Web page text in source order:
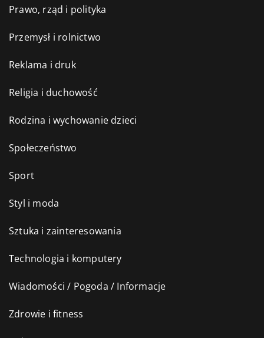
Prawo, rząd i polityka
Przemysł i rolnictwo
Reklama i druk
Religia i duchowość
Rodzina i wychowanie dzieci
Społeczeństwo
Sport
Styl i moda
Sztuka i zainteresowania
Technologia i komputery
Wiadomości / Pogoda / Informacje
Zdrowie i fitness